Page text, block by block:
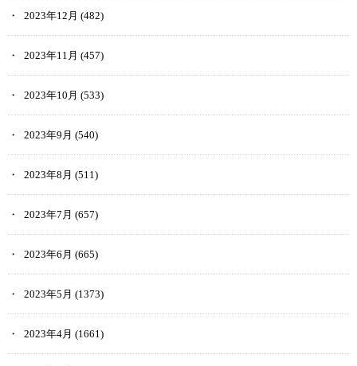
2023年12月 (482)
2023年11月 (457)
2023年10月 (533)
2023年9月 (540)
2023年8月 (511)
2023年7月 (657)
2023年6月 (665)
2023年5月 (1373)
2023年4月 (1661)